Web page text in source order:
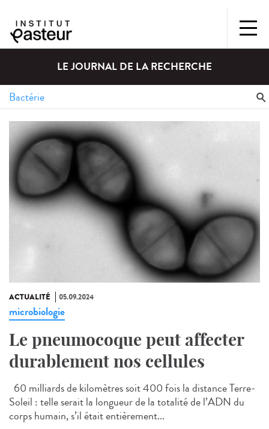
LE JOURNAL DE LA RECHERCHE
ACTUALITÉ 05.09.2024
microbiologie
Le pneumocoque peut affecter
durablement nos cellules
60 milliards de kilomètres soit 400 fois la distance Terre-
Soleil : telle serait la longueur de la totalité de l’ADN du
corps humain, s’il était entièrement...